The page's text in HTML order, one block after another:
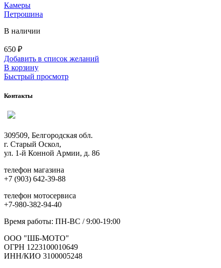
Камеры
Петрошина
В наличии
650 ₽
Добавить в список желаний
В корзину
Быстрый просмотр
Контакты
309509, Белгородская обл.
г. Старый Оскол,
ул. 1-й Конной Армии, д. 86
телефон магазина
+7 (903) 642-39-88
телефон мотосервиса
+7-980-382-94-40
Время работы: ПН-ВС / 9:00-19:00
ООО "ШБ-МОТО"
ОГРН 1223100010649
ИНН/КИО 3100005248